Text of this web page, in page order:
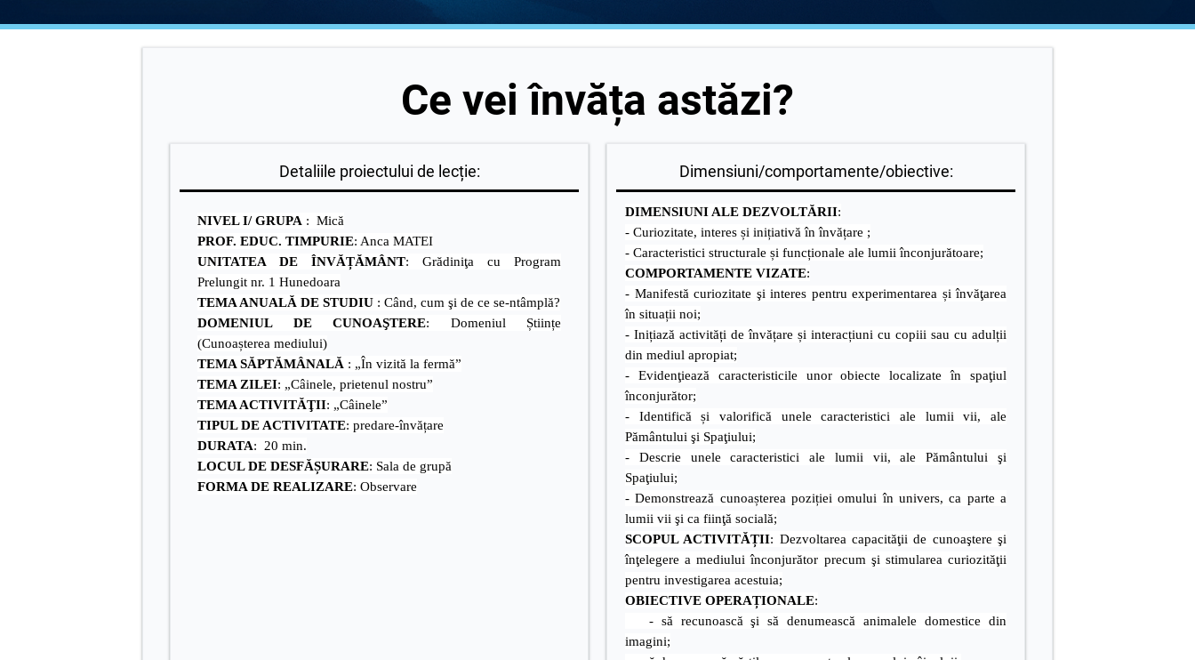
Ce vei învăța astăzi?
Detaliile proiectului de lecție:
NIVEL I/ GRUPA : Mică
PROF. EDUC. TIMPURIE: Anca MATEI
UNITATEA DE ÎNVĂȚĂMÂNT: Grădiniţa cu Program
Prelungit nr. 1 Hunedoara
TEMA ANUALĂ DE STUDIU : Când, cum şi de ce se-ntâmplă?
DOMENIUL DE CUNOAŞTERE: Domeniul Științe
(Cunoașterea mediului)
TEMA SĂPTĂMÂNALĂ : „În vizită la fermă”
TEMA ZILEI: „Câinele, prietenul nostru”
TEMA ACTIVITĂŢII: „Câinele”
TIPUL DE ACTIVITATE: predare-învățare
DURATA: 20 min.
LOCUL DE DESFĂȘURARE: Sala de grupă
FORMA DE REALIZARE: Observare
Dimensiuni/comportamente/obiective:
DIMENSIUNI ALE DEZVOLTĂRII:
- Curiozitate, interes și inițiativă în învățare ;
- Caracteristici structurale și funcționale ale lumii înconjurătoare;
COMPORTAMENTE VIZATE:
- Manifestă curiozitate şi interes pentru experimentarea și învăţarea
în situații noi;
- Inițiază activități de învățare și interacțiuni cu copiii sau cu adulții
din mediul apropiat;
- Evidenţiează caracteristicile unor obiecte localizate în spaţiul
înconjurător;
- Identifică și valorifică unele caracteristici ale lumii vii, ale
Pământului şi Spaţiului;
- Descrie unele caracteristici ale lumii vii, ale Pământului şi
Spaţiului;
- Demonstrează cunoașterea poziției omului în univers, ca parte a
lumii vii şi ca fiinţă socială;
SCOPUL ACTIVITĂȚII: Dezvoltarea capacităţii de cunoaştere şi
înţelegere a mediului înconjurător precum şi stimularea curiozităţii
pentru investigarea acestuia;
OBIECTIVE OPERAȚIONALE:
- să recunoască şi să denumească animalele domestice din
imagini;